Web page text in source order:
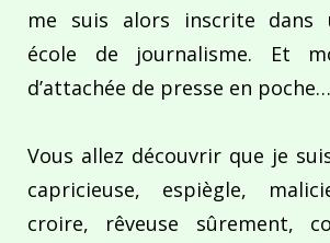
me suis alors inscrite dans
école de journalisme. Et
d’attachée de presse en
Vous allez découvrir que je
capricieuse, espiègle,
croire, rêveuse sûrement,